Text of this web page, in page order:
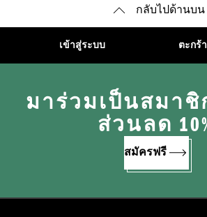
กลับไปด้านบน
เข้าสู่ระบบ ตะกร้
มาร่วมเป็นสมาชิ
ส่วนลด
สมัครฟรี